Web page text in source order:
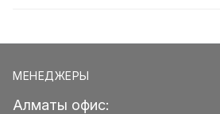
МЕНЕДЖЕРЫ
Алматы офис: